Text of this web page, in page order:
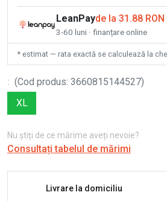
LeanPayde la 31.88
3-60 luni · finanțare online
* estimat — rata exactă se calculează la
: (Cod produs: 3660815144527)
XL
Nu știți de ce mărime aveți nevoie?
Consultați tabelul de mărimi
Livrare la domiciliu